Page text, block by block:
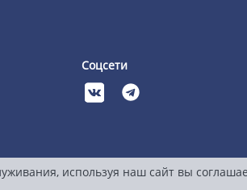
Соцсети
используя наш сайт вы